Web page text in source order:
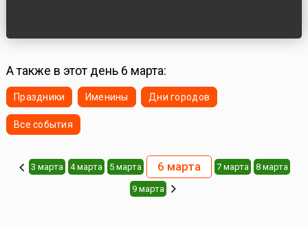
А также в этот день 6 марта:
Праздники Именины Дни городов
Все события
3 марта 4 марта 5 марта 6 марта 7 марта 8 марта
9 марта